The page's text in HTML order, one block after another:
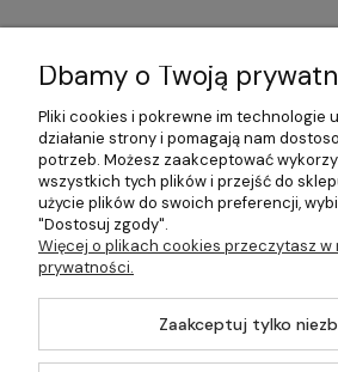
©2026 Wszelkie Prawa Zastrzeżone |
Dbamy o Twoją
Pliki cookies i pokrewne im technologie
działanie strony i pomagają nam
potrzeb. Możesz zaakceptować
wszystkich tych plików i przejść do
użycie plików do swoich preferencji,
"Dostosuj zgody".
Więcej o plikach cookies przeczytasz w
prywatności.
Zaakceptuj tylko